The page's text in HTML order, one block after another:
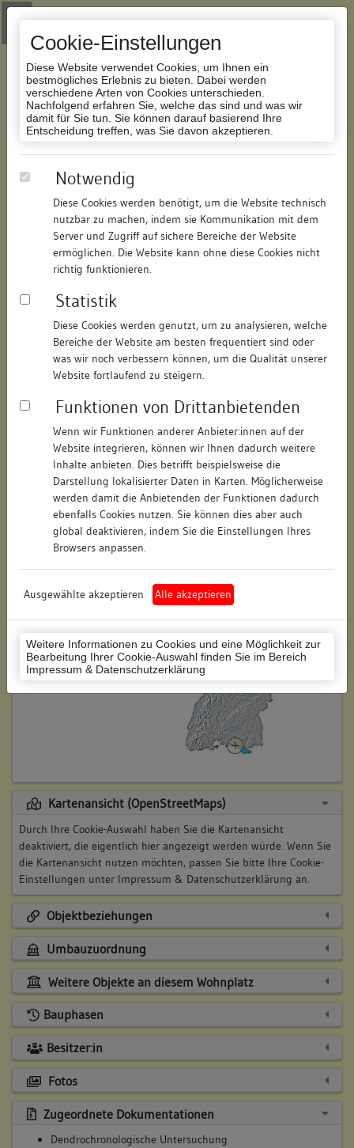
Cookie-Einstellungen
Diese Website verwendet Cookies, um Ihnen ein
bestmögliches Erlebnis zu bieten. Dabei werden
verschiedene Arten von Cookies unterschieden.
Nachfolgend erfahren Sie, welche das sind und was wir
damit für Sie tun. Sie können darauf basierend Ihre
Entscheidung treffen, was Sie davon akzeptieren.
Notwendig
Diese Cookies werden benötigt, um die Website technisch
nutzbar zu machen, indem sie Kommunikation mit dem
Server und Zugriff auf sichere Bereiche der Website
ermöglichen. Die Website kann ohne diese Cookies nicht
richtig funktionieren.
Statistik
Diese Cookies werden genutzt, um zu analysieren, welche
Bereiche der Website am besten frequentiert sind oder
was wir noch verbessern können, um die Qualität unserer
Website fortlaufend zu steigern.
Funktionen von Drittanbietenden
Wenn wir Funktionen anderer Anbieter:innen auf der
Website integrieren, können wir Ihnen dadurch weitere
Inhalte anbieten. Dies betrifft beispielsweise die
Darstellung lokalisierter Daten in Karten. Möglicherweise
werden damit die Anbietenden der Funktionen dadurch
ebenfalls Cookies nutzen. Sie können dies aber auch
global deaktivieren, indem Sie die Einstellungen Ihres
Browsers anpassen.
Ausgewählte akzeptieren Alle akzeptieren
Weitere Informationen zu Cookies und eine Möglichkeit zur
Bearbeitung Ihrer Cookie-Auswahl finden Sie im Bereich
Impressum & Datenschutzerklärung
Zur Navigation springen
Zum Inhalt der Website springen
Datenbank Bauforschung/Restaurierung
147970383521/Datum:30.01.2012
Datenbestand:
Bauforschung
Als PDF herunterladen:
Objektdaten
Straße: Salmannsweilergasse
Hausnummer: 15
Postleitzahl: 78462
Stadt-Teilort: Konstanz
Regierungsbezirk: Freiburg
Konstanz (Landkreis)
Wohnplatzschlüssel: 8335043012
Flurstücknummer: keine
Historischer Straßenname: keiner
Lage des Wohnplatzes:
Kartenansicht (OpenStreetMaps)
Durch Ihre Cookie-Auswahl haben Sie die Kartenansicht
deaktiviert, die eigentlich hier angezeigt werden würde. Wenn Sie
die Kartenansicht nutzen möchten, passen Sie bitte Ihre Cookie-
Einstellungen unter Impressum & Datenschutzerklärung an.
Objektbeziehungen
Umbauzuordnung
Weitere Objekte an diesem Wohnplatz
Bauphasen
Besitzer:in
Fotos
Zugeordnete Dokumentationen
Dendrochronologische Untersuchung